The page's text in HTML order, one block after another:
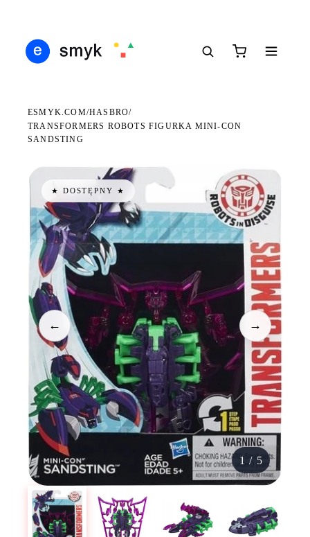
ESMYK.COM/HASBRO/
TRANSFORMERS ROBOTS FIGURKA MINI-CON
SANDSTING
★ DOSTĘPNY ★
← →
1 / 5